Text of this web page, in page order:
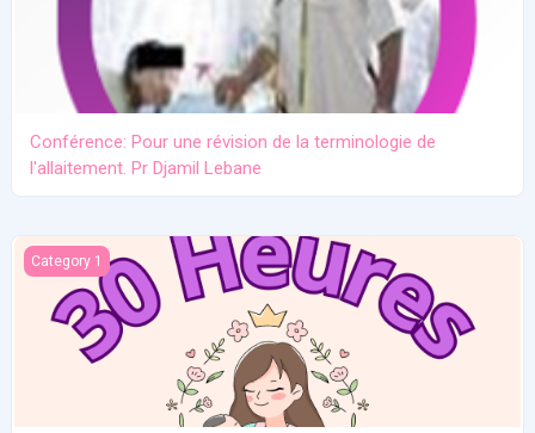
Conférence: Pour une révision de la terminologie de
l'allaitement. Pr Djamil Lebane
Les problèmes communs en allaitement maternel
Category 1